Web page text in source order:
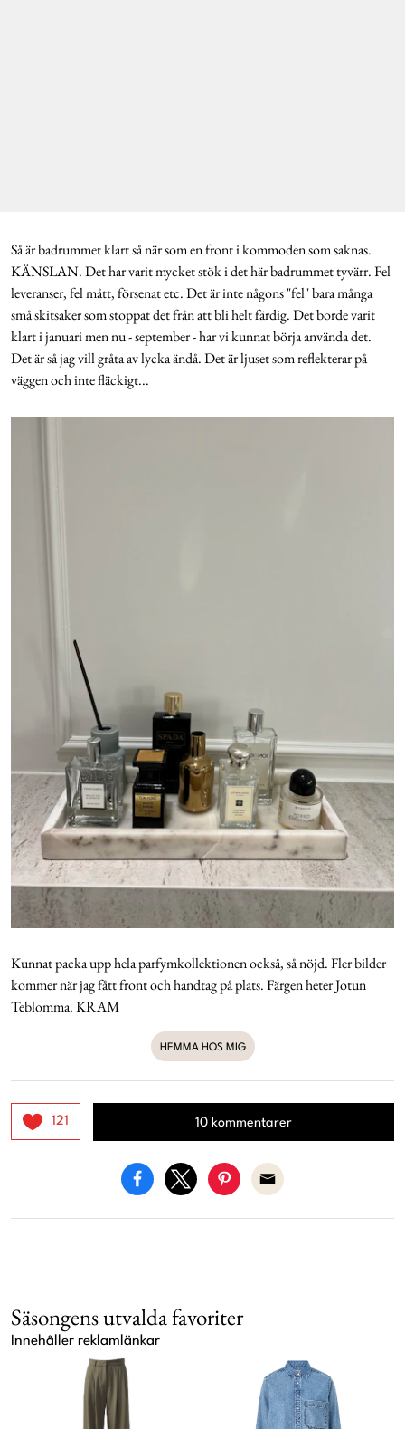
Så är badrummet klart så när som en front i kommoden som saknas.
KÄNSLAN. Det har varit mycket stök i det här badrummet tyvärr. Fel
leveranser, fel mått, försenat etc. Det är inte någons "fel" bara många
små skitsaker som stoppat det från att bli helt färdig. Det borde varit
klart i januari men nu - september - har vi kunnat börja använda det.
Det är så jag vill gråta av lycka ändå. Det är ljuset som reflekterar på
väggen och inte fläckigt...
Kunnat packa upp hela parfymkollektionen också, så nöjd. Fler bilder
kommer när jag fått front och handtag på plats. Färgen heter Jotun
Teblomma. KRAM
HEMMA HOS MIG
121 10 kommentarer
Säsongens utvalda favoriter
Innehåller reklamlänkar